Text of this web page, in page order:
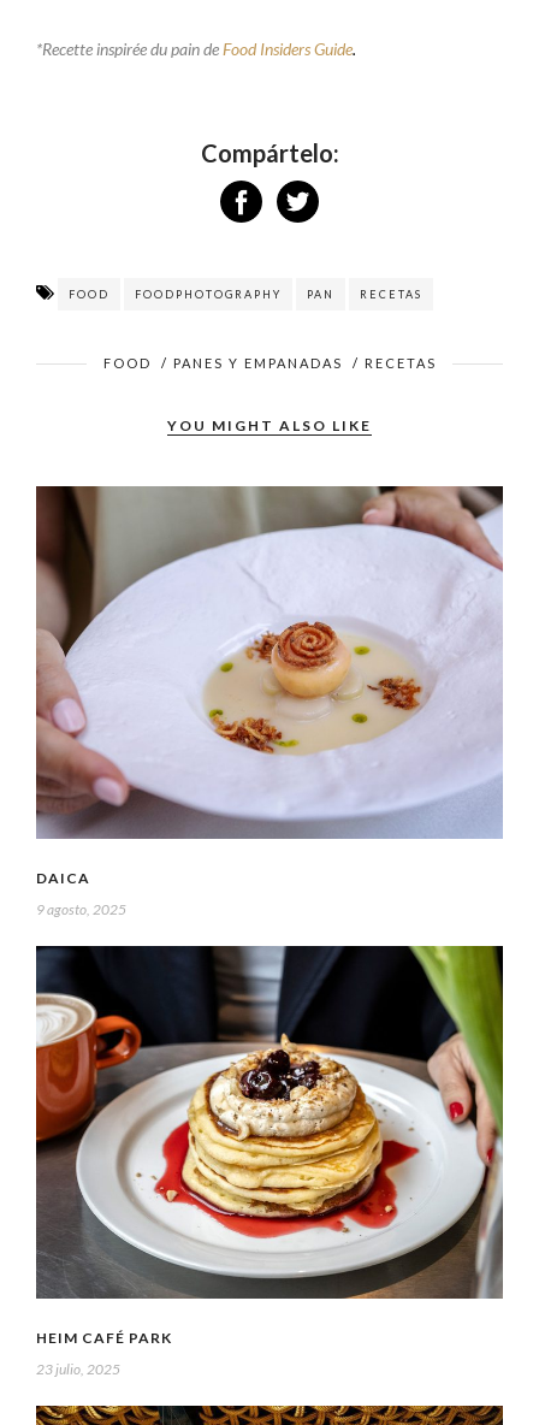
*Recette inspirée du pain deFood Insiders Guide.
Compártelo:
FOOD FOODPHOTOGRAPHY PAN RECETAS
FOOD / PANES Y EMPANADAS / RECETAS
YOU MIGHT ALSO LIKE
DAICA
9 agosto, 2025
HEIM CAFÉ PARK
23 julio, 2025